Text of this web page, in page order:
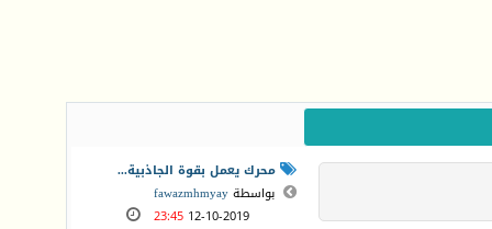
محرك يعمل بقوة الجاذبية...
بواسطةfawazmhmyay
12-10-2019
23:45